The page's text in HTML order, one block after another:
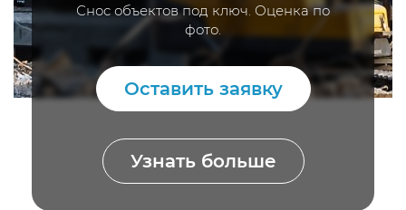
Снос объектов под ключ. Оценка по
фото.
Оставить заявку
Узнать больше